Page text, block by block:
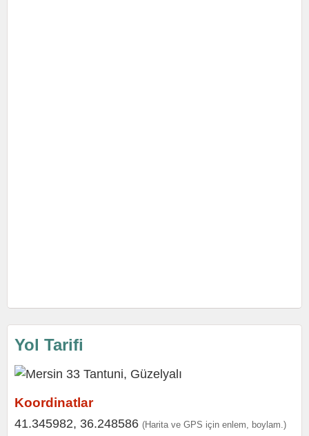
Yol Tarifi
Koordinatlar
41.345982, 36.248586 (Harita ve GPS için enlem, boylam.)